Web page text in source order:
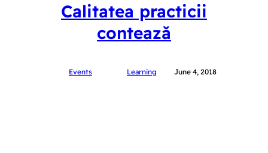
Calitatea practicii
contează
Events Learning June 4, 2018